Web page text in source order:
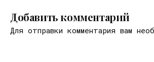
Добавить комментарий
Для отправки комментария вам